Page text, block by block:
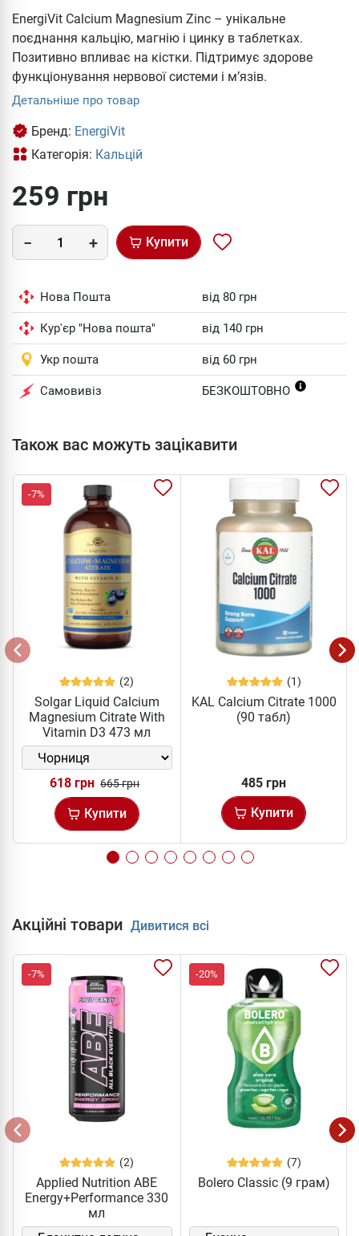
EnergiVit Calcium Magnesium Zinc – унікальне
поєднання кальцію, магнію і цинку в таблетках.
Позитивно впливає на кістки. Підтримує здорове
функціонування нервової системи і м’язів.
Детальніше про товар
Бренд: EnergiVit
Категорія: Кальцій
259 грн
Купити
Нова Пошта від 80 грн
Кур'єр "Нова пошта" від 140 грн
Укр пошта від 60 грн
Самовивіз БЕЗКОШТОВНО
Також вас можуть зацікавити
-7%
(2)
Solgar Liquid Calcium
Magnesium Citrate With
Vitamin D3 473 мл
618 грн 665 грн
Купити
(1)
KAL Calcium Citrate 1000
(90 табл)
485 грн
Купити
Акційні товари Дивитися всі
-7%
(2)
Applied Nutrition ABE
Energy+Performance 330
мл
-20%
(7)
Bolero Classic (9 грам)